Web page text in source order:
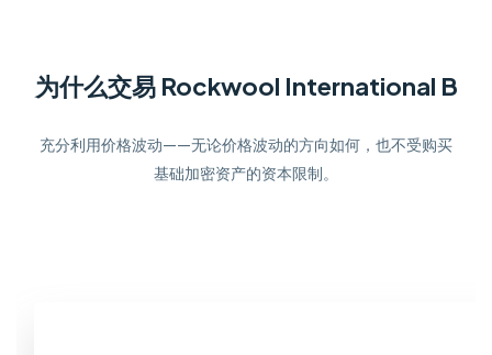
为什么交易 Rockwool International B
充分利用价格波动——无论价格波动的方向如何，也不受购买
基础加密资产的资本限制。